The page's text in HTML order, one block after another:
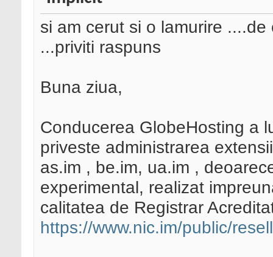
si am cerut si o lamurire
...priviti raspuns
Buna ziua,
Conducerea GlobeHosting a
priveste administrarea
as.im , be.im, ua.im ,
experimental, realizat
calitatea de Registrar
https://www.nic.im/public/